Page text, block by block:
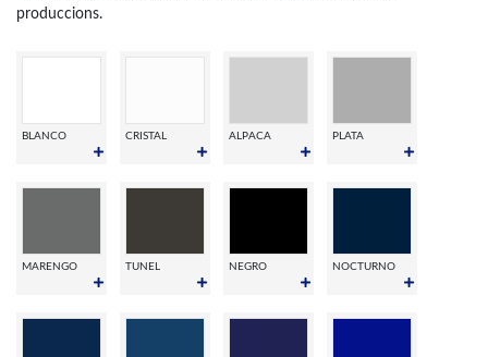
produccions.
BLANCO CRISTAL ALPACA PLATA
MARENGO TUNEL NEGRO NOCTURNO